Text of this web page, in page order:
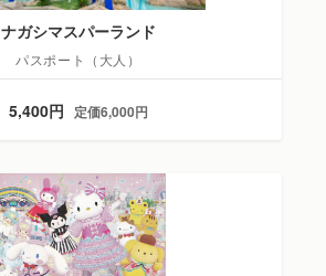
ナガシマスパーランド
パスポート（大人）
5,400円 定価6,000円